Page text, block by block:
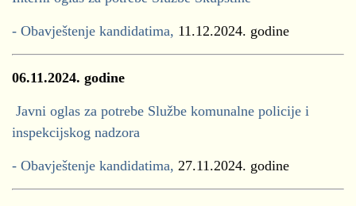
- Obavještenje kandidatima, 11.12.2024. godine
06.11.2024. godine
Javni oglas za potrebe Službe komunalne policije i
inspekcijskog nadzora
- Obavještenje kandidatima, 27.11.2024. godine